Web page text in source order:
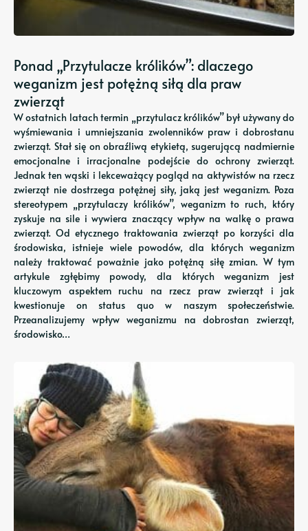
Ponad „Przytulacze królików”: dlaczego
weganizm jest potężną siłą dla praw
zwierząt
W ostatnich latach termin „przytulacz królików” był używany do
wyśmiewania i umniejszania zwolenników praw i dobrostanu
zwierząt. Stał się on obraźliwą etykietą, sugerującą nadmiernie
emocjonalne i irracjonalne podejście do ochrony zwierząt.
Jednak ten wąski i lekceważący pogląd na aktywistów na rzecz
zwierząt nie dostrzega potężnej siły, jaką jest weganizm. Poza
stereotypem „przytulaczy królików”, weganizm to ruch, który
zyskuje na sile i wywiera znaczący wpływ na walkę o prawa
zwierząt. Od etycznego traktowania zwierząt po korzyści dla
środowiska, istnieje wiele powodów, dla których weganizm
należy traktować poważnie jako potężną siłę zmian. W tym
artykule zgłębimy powody, dla których weganizm jest
kluczowym aspektem ruchu na rzecz praw zwierząt i jak
kwestionuje on status quo w naszym społeczeństwie.
Przeanalizujemy wpływ weganizmu na dobrostan zwierząt,
środowisko…